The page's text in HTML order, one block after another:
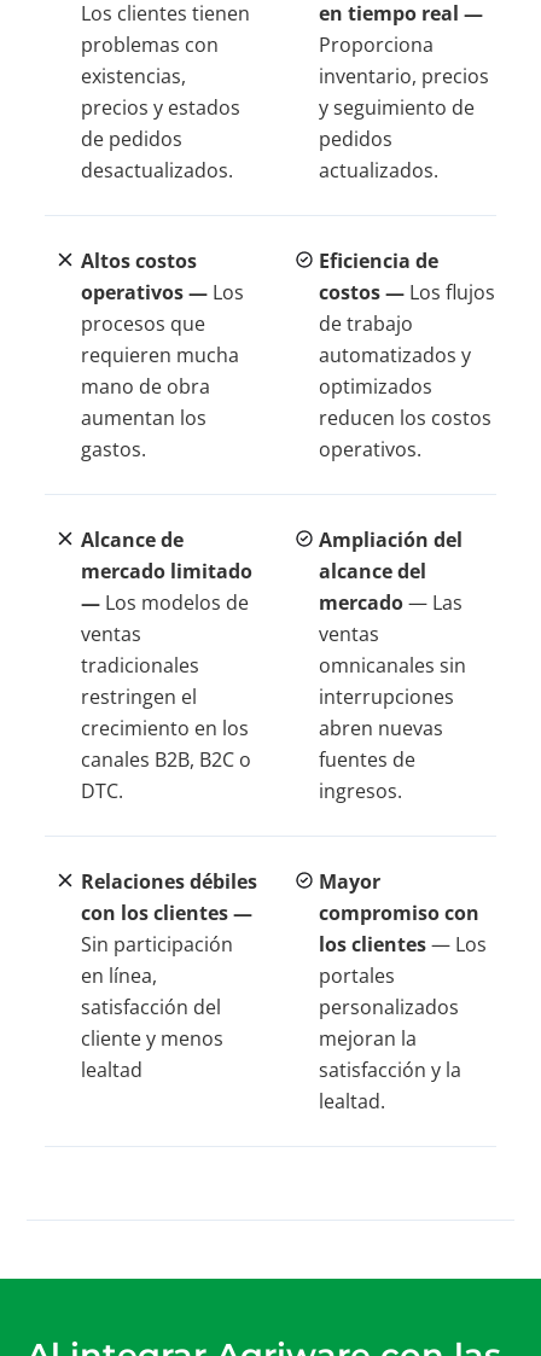
Los clientes tienen
problemas con
existencias,
precios y estados
de pedidos
desactualizados.
en tiempo real —
Proporciona
inventario, precios
y seguimiento de
pedidos
actualizados.
Altos costos
operativos — Los
procesos que
requieren mucha
mano de obra
aumentan los
gastos.
Eficiencia de
costos — Los flujos
de trabajo
automatizados y
optimizados
reducen los costos
operativos.
Alcance de
mercado limitado
— Los modelos de
ventas
tradicionales
restringen el
crecimiento en los
canales B2B, B2C o
DTC.
Ampliación del
alcance del
mercado— Las
ventas
omnicanales sin
interrupciones
abren nuevas
fuentes de
ingresos.
Relaciones débiles
con los clientes —
Sin participación
en línea,
satisfacción del
cliente y menos
lealtad
Mayor
compromiso con
los clientes— Los
portales
personalizados
mejoran la
satisfacción y la
lealtad.